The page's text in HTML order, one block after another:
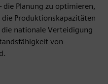
Planung zu optimieren,
Produktionskapazitäten
nationale Verteidigung
von